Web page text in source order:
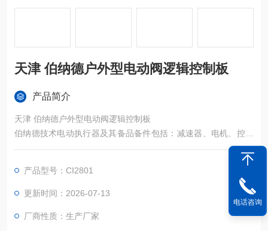
天津 伯纳德户外型电动阀逻辑控制板
产品简介
天津 伯纳德户外型电动阀逻辑控制板
伯纳德技术电动执行器及其备品备件包括：减速器、电机、控制
箱、GAMX-T-2001、GAMX-D、GAMX-2004、GAMX-2005、G
AMX-2007、GAMX-2K系列线路板、制动板、输出板、YF-220A
功率控制模块、电位器、凸轮机构等。
产品型号：CI2801
更新时间：2026-07-13
厂商性质：生产厂家
电话咨询